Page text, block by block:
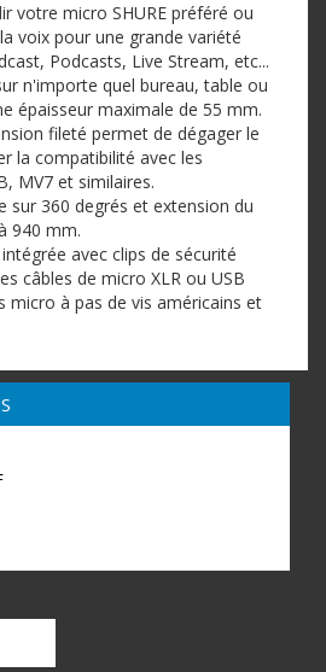
votre micro SHURE préféré ou
voix pour une grande variété
Podcasts, Live Stream, etc...
n'importe quel bureau, table ou
épaisseur maximale de 55 mm.
fileté permet de dégager le
la compatibilité avec les
MV7 et similaires.
sur 360 degrés et extension du
940 mm.
avec clips de sécurité
câbles de micro XLR ou USB
micro à pas de vis américains et